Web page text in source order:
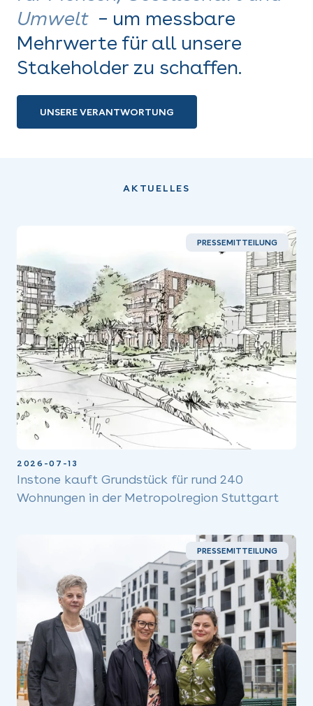
Umwelt – um messbare
Mehrwerte für all unsere
Stakeholder zu schaffen.
UNSERE VERANTWORTUNG
AKTUELLES
PRESSEMITTEILUNG
2026-07-13
Instone kauft Grundstück für rund 240
Wohnungen in der Metropolregion Stuttgart
PRESSEMITTEILUNG